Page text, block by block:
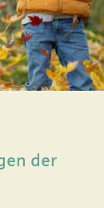
der